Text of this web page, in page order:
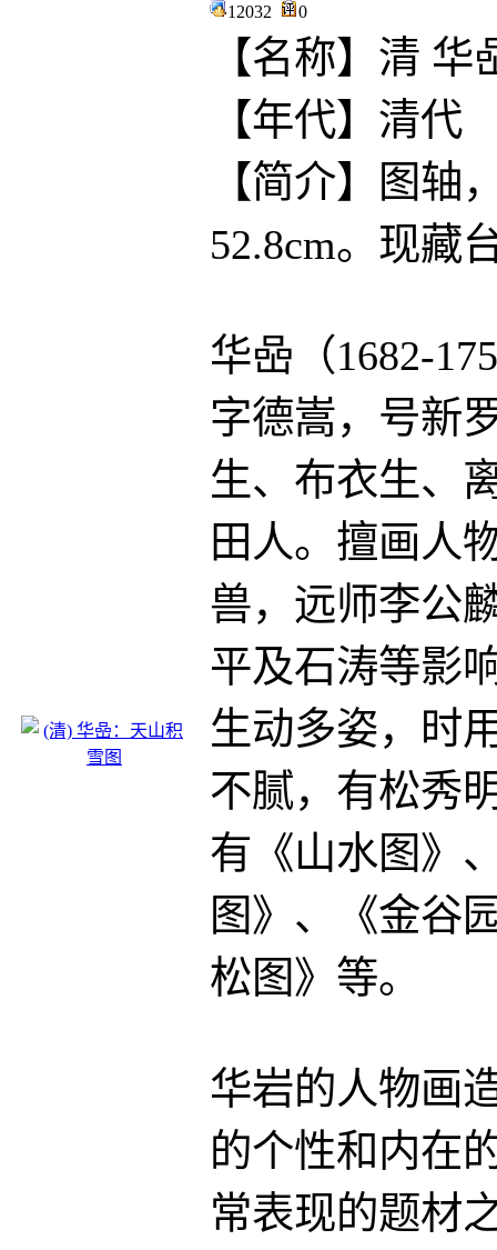
12032
0
【名称】清
【年代】清代
【简介】图轴
52.8cm。现藏
华喦（1682-
字德嵩，号新
生、布衣生、
田人。擅画人
兽，远师李公
平及石涛等影
生动多姿，时
不腻，有松秀
有《山水图》
图》、《金谷
松图》等。
华岩的人物画
的个性和内在
常表现的题材